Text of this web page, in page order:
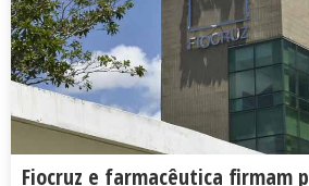
Fiocruz e farmacêutica firmam